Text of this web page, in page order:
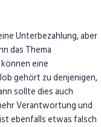
Unterbezahlung, aber
das Thema
können eine
gehört zu denjenigen,
sollte dies auch
Verantwortung und
ebenfalls etwas falsch